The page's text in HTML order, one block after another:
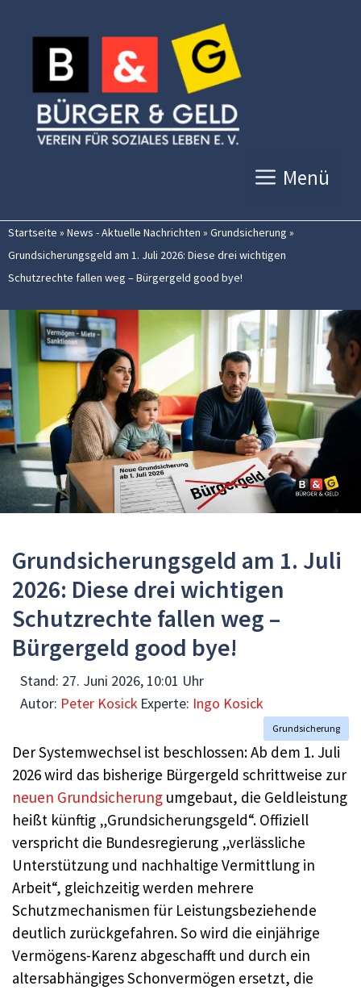
Inhalt
springen
Menü
Startseite » News - Aktuelle Nachrichten » Grundsicherung »
Grundsicherungsgeld am 1. Juli 2026: Diese drei wichtigen
Schutzrechte fallen weg – Bürgergeld good bye!
Grundsicherungsgeld am 1. Juli
2026: Diese drei wichtigen
Schutzrechte fallen weg –
Bürgergeld good bye!
Stand: 27. Juni 2026, 10:01 Uhr
Autor: Peter Kosick Experte: Ingo Kosick
Grundsicherung
Der Systemwechsel ist beschlossen: Ab dem 1. Juli
2026 wird das bisherige Bürgergeld schrittweise zur
neuen Grundsicherung umgebaut, die Geldleistung
heißt künftig „Grundsicherungsgeld“. Offiziell
verspricht die Bundesregierung „verlässliche
Unterstützung und nachhaltige Vermittlung in
Arbeit“, gleichzeitig werden mehrere
Schutzmechanismen für Leistungsbeziehende
deutlich zurückgefahren. So wird die einjährige
Vermögens-Karenz abgeschafft und durch ein
altersabhängiges Schonvermögen ersetzt, die